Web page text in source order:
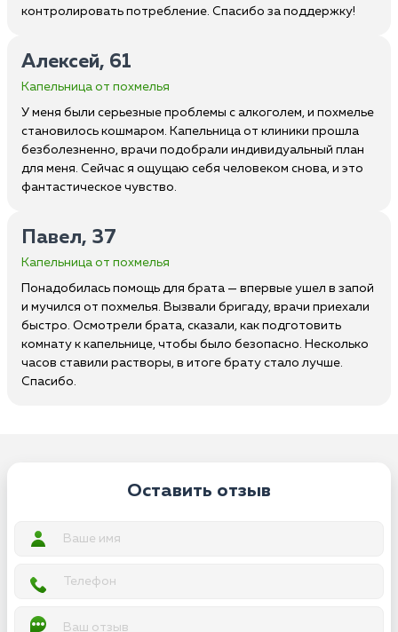
контролировать потребление. Спасибо за поддержку!
Алексей, 61
Капельница от похмелья
У меня были серьезные проблемы с алкоголем, и похмелье
становилось кошмаром. Капельница от клиники прошла
безболезненно, врачи подобрали индивидуальный план
для меня. Сейчас я ощущаю себя человеком снова, и это
фантастическое чувство.
Павел, 37
Капельница от похмелья
Понадобилась помощь для брата — впервые ушел в запой
и мучился от похмелья. Вызвали бригаду, врачи приехали
быстро. Осмотрели брата, сказали, как подготовить
комнату к капельнице, чтобы было безопасно. Несколько
часов ставили растворы, в итоге брату стало лучше.
Спасибо.
Оставить отзыв